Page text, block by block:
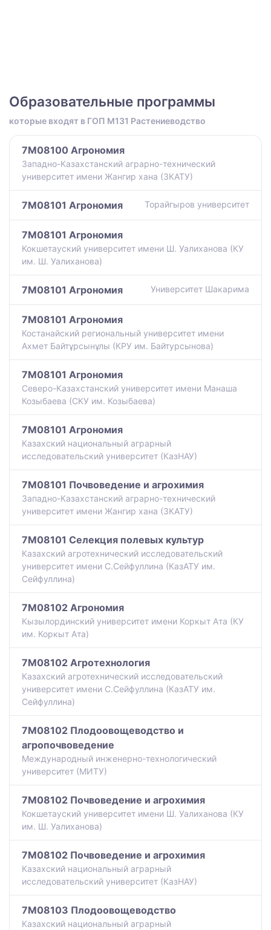
Образовательные программы
которые входят в ГОП M131 Растениеводство
7M08100 Агрономия
Западно-Казахстанский аграрно-технический
университет имени Жангир хана (ЗКАТУ)
7M08101 Агрономия Торайгыров университет
7M08101 Агрономия
Кокшетауский университет имени Ш. Уалиханова (КУ
им. Ш. Уалиханова)
7M08101 Агрономия Университет Шакарима
7M08101 Агрономия
Костанайский региональный университет имени
Ахмет Байтұрсынұлы (КРУ им. Байтурсынова)
7M08101 Агрономия
Северо-Казахстанский университет имени Манаша
Козыбаева (СКУ им. Козыбаева)
7M08101 Агрономия
Казахский национальный аграрный
исследовательский университет (КазНАУ)
7M08101 Почвоведение и агрохимия
Западно-Казахстанский аграрно-технический
университет имени Жангир хана (ЗКАТУ)
7M08101 Селекция полевых культур
Казахский агротехнический исследовательский
университет имени С.Сейфуллина (КазАТУ им.
Сейфуллина)
7M08102 Агрономия
Кызылординский университет имени Коркыт Ата (КУ
им. Коркыт Ата)
7M08102 Агротехнология
Казахский агротехнический исследовательский
университет имени С.Сейфуллина (КазАТУ им.
Сейфуллина)
7M08102 Плодоовощеводство и
агропочвоведение
Международный инженерно-технологический
университет (МИТУ)
7M08102 Почвоведение и агрохимия
Кокшетауский университет имени Ш. Уалиханова (КУ
им. Ш. Уалиханова)
7M08102 Почвоведение и агрохимия
Казахский национальный аграрный
исследовательский университет (КазНАУ)
7M08103 Плодоовощеводство
Казахский национальный аграрный